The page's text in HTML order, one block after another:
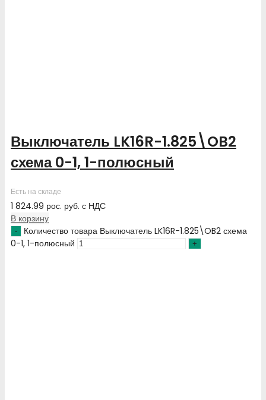
Выключатель LK16R-1.825\OB2
схема 0-1, 1-полюсный
Есть на складе
1 824.99 рос. руб. с НДС
В корзину
Количество товара Выключатель LK16R-1.825\OB2 схема
0-1, 1-полюсный